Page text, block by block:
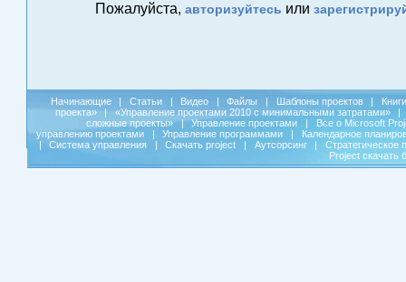
Пожалуйста, авторизуйтесь или
Начинающие Статьи Видео Файлы Шаблоны проектов
Книги
проекта»
«Управление проектами 2010 с минимальными затратами»
сложные проекты»
| Управление проектами
Все о Microsoft
управлению проектами
Управление программами
Календарное
Система управления Скачать project Аутсорсинг
Стратегическое
Project скачать